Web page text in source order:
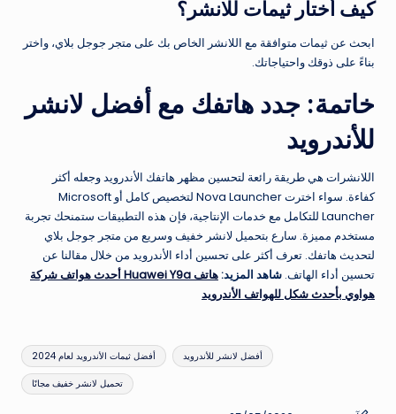
كيف أختار ثيمات للانشر؟
ابحث عن ثيمات متوافقة مع اللانشر الخاص بك على متجر جوجل بلاي، واختر
بناءً على ذوقك واحتياجاتك.
خاتمة: جدد هاتفك مع أفضل لانشر
للأندرويد
اللانشرات هي طريقة رائعة لتحسين مظهر هاتفك الأندرويد وجعله أكثر
كفاءة. سواء اخترت Nova Launcher لتخصيص كامل أو Microsoft
Launcher للتكامل مع خدمات الإنتاجية، فإن هذه التطبيقات ستمنحك تجربة
مستخدم مميزة. سارع بتحميل لانشر خفيف وسريع من متجر جوجل بلاي
لتحديث هاتفك. تعرف أكثر على تحسين أداء الأندرويد من خلال مقالنا عن
تحسين أداء الهاتف. شاهد المزيد:
هاتف Huawei Y9a أحدث هواتف شركة
هواوي بأحدث شكل للهواتف الأندرويد
أفضل ثيمات الأندرويد لعام 2024 أفضل لانشر للأندرويد
تحميل لانشر خفيف مجانًا